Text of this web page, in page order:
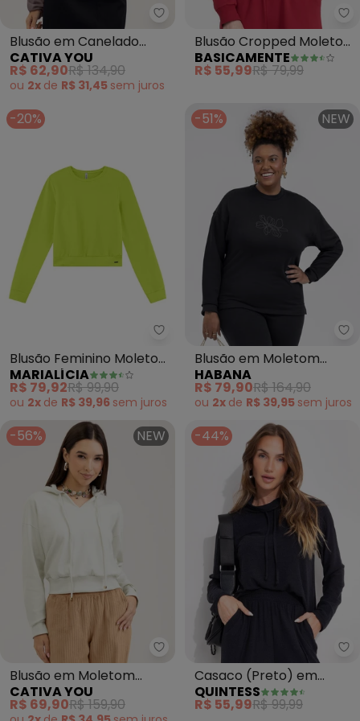
Blusão em Canelado
Aveludado (Lilás)
CATIVA YOU
R$ 62,90R$ 134,90
ou 2x de R$ 31,45 sem juros
Blusão Cropped Moletom
Comfort Feminino
(Marsala)
BASICAMENTE
R$ 55,99R$ 79,99
-20%
Marialícia - Blusão Feminino
Blusão Feminino Moletom
(Verde)
MARIALÍCIA
R$ 79,92R$ 99,90
ou 2x de R$ 39,96 sem juros
-51% NEW
Blusão em Moletom
Peluciado (Preto)
HABANA
R$ 79,90R$ 164,90
ou 2x de R$ 39,95 sem juros
-56% NEW
Cativa You - Blusão em
Blusão em Moletom
Texturizado (Off White)
CATIVA YOU
R$ 69,90R$ 159,90
-44%
Casaco (Preto) em
Malha Texturizada de
Viscose
QUINTESS
R$ 55,99R$ 99,99